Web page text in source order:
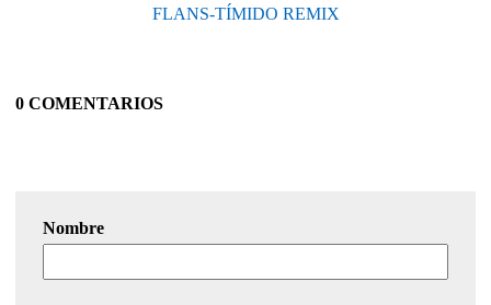
FLANS-TÍMIDO REMIX
0 COMENTARIOS
Nombre